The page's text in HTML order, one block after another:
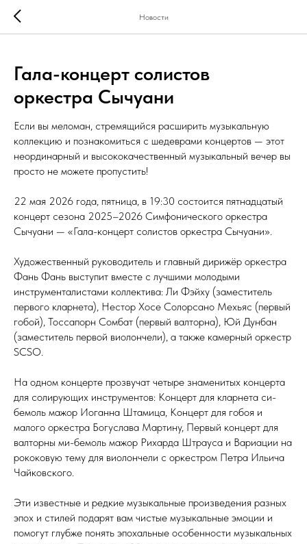
Новости
Гала-концерт солистов
оркестра Сычуани
Если вы меломан, стремящийся расширить музыкальную
коллекцию и познакомиться с шедеврами концертов — этот
неординарный и высококачественный музыкальный вечер вы
просто не можете пропустить!
22 мая 2026 года, пятница, в 19:30 состоится пятнадцатый
концерт сезона 2025–2026 Симфонического оркестра
Сычуани — «Гала-концерт солистов оркестра Сычуани».
Художественный руководитель и главный дирижёр оркестра
Фань Фань выступит вместе с лучшими молодыми
инструменталистами коллектива: Ли Фэйху (заместитель
первого кларнета), Нестор Хосе Солорсано Мехьяс (первый
гобой), Тоссапорн Сомбат (первый валторна), Юй Дунбан
(заместитель первой виолончели), а также камерный оркестр
SCSO.
На одном концерте прозвучат четыре знаменитых концерта
для солирующих инструментов: Концерт для кларнета си-
бемоль мажор Иоганна Штамица, Концерт для гобоя и
малого оркестра Богуслава Мартину, Первый концерт для
валторны ми-бемоль мажор Рихарда Штрауса и Вариации на
рококовую тему для виолончели с оркестром Петра Ильича
Чайковского.
Эти известные и редкие музыкальные произведения разных
эпох и стилей подарят вам чистые музыкальные эмоции и
помогут глубже понять эпохальные особенности музыкальных